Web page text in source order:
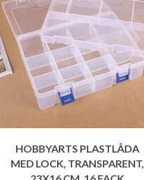
HOBBYARTS PLASTLÅDA
MED LOCK, TRANSPARENT,